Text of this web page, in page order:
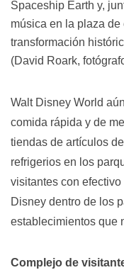
Spaceship Earth y,
música en la plaza
transformación
(David Roark,
Walt Disney World
comida rápida y de
tiendas de artículos
refrigerios en los
visitantes con
Disney dentro de los
establecimientos que
Complejo de